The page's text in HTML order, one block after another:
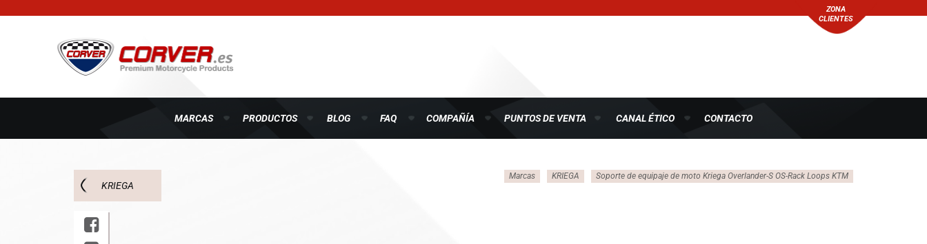
ZONA
CLIENTES
MARCAS PRODUCTOS BLOG FAQ COMPAÑÍA PUNTOS DE VENTA CANAL ÉTICO CONTACTO
KRIEGA
Marcas KRIEGA Soporte de equipaje de moto Kriega Overlander-S OS-Rack Loops KTM